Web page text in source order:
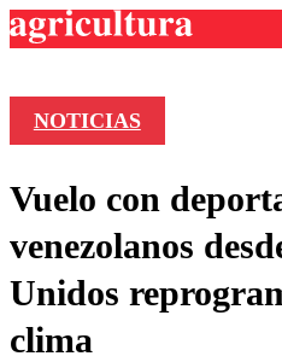
Frecuencias
Agricultura TV
Deportes
Colo Colo
Entretención
NOTICIAS
Vuelo con
venezolanos
Unidos
clima